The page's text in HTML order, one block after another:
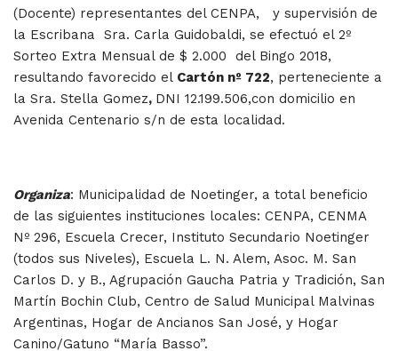
(Docente) representantes del CENPA, y supervisión de
la Escribana Sra. Carla Guidobaldi, se efectuó el 2º
Sorteo Extra Mensual de $ 2.000 del Bingo 2018,
resultando favorecido el Cartón nº 722, perteneciente a
la Sra. Stella Gomez, DNI 12.199.506,con domicilio en
Avenida Centenario s/n de esta localidad.
Organiza: Municipalidad de Noetinger, a total beneficio
de las siguientes instituciones locales: CENPA, CENMA
Nº 296, Escuela Crecer, Instituto Secundario Noetinger
(todos sus Niveles), Escuela L. N. Alem, Asoc. M. San
Carlos D. y B., Agrupación Gaucha Patria y Tradición, San
Martín Bochin Club, Centro de Salud Municipal Malvinas
Argentinas, Hogar de Ancianos San José, y Hogar
Canino/Gatuno “María Basso”.